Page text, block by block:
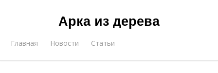
Арка из дерева
Главная Новости Статьи